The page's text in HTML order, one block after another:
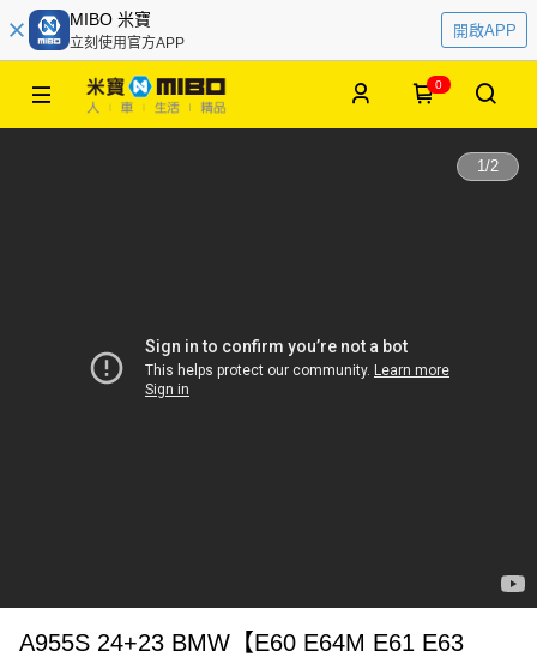
MIBO 米寶
立刻使用官方APP
開啟APP
0
1/2
A955S 24+23 BMW【E60 E64M E61 E63